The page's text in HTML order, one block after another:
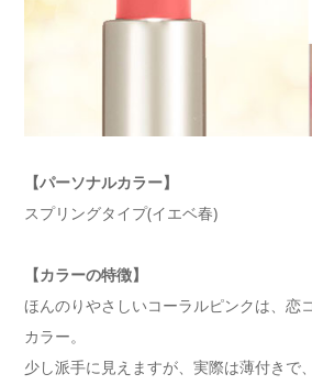
【パーソナルカラー】
スプリングタイプ(イエベ春)
【カラーの特徴】
ほんのりやさしいコーラルピンクは、恋
カラー。
少し派手に見えますが、実際は薄付きで